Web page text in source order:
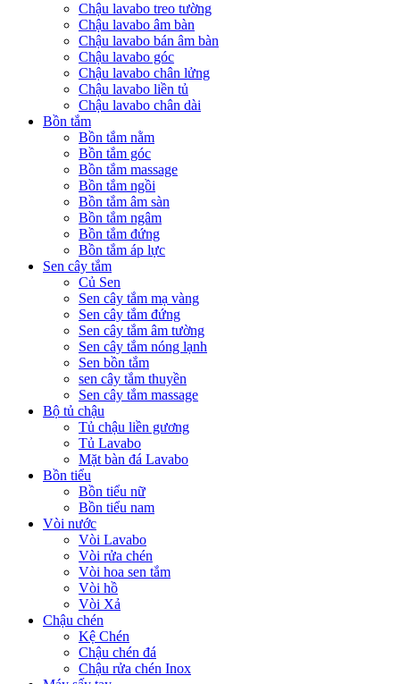
Chậu lavabo treo tường
Chậu lavabo âm bàn
Chậu lavabo bán âm bàn
Chậu lavabo góc
Chậu lavabo chân lửng
Chậu lavabo liền tủ
Chậu lavabo chân dài
Bồn tắm
Bồn tắm nằm
Bồn tắm góc
Bồn tắm massage
Bồn tắm ngồi
Bồn tắm âm sàn
Bồn tắm ngâm
Bồn tắm đứng
Bồn tắm áp lực
Sen cây tắm
Củ Sen
Sen cây tắm mạ vàng
Sen cây tắm đứng
Sen cây tắm âm tường
Sen cây tắm nóng lạnh
Sen bồn tắm
sen cây tắm thuyền
Sen cây tắm massage
Bộ tủ chậu
Tủ chậu liền gương
Tủ Lavabo
Mặt bàn đá Lavabo
Bồn tiểu
Bồn tiểu nữ
Bồn tiểu nam
Vòi nước
Vòi Lavabo
Vòi rửa chén
Vòi hoa sen tắm
Vòi hồ
Vòi Xả
Chậu chén
Kệ Chén
Chậu chén đá
Chậu rửa chén Inox